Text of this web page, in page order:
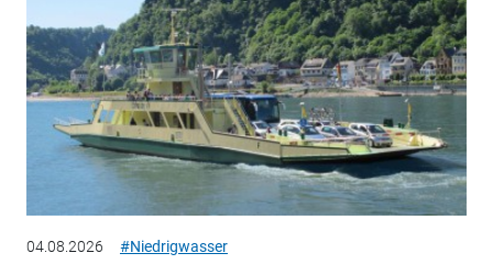
04.08.2026 #Niedrigwasser